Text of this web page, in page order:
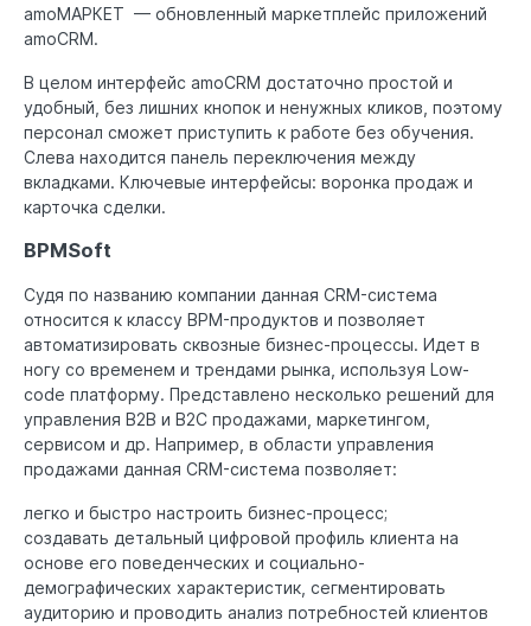
amoМАРКЕТ — обновленный маркетплейс приложений
amoCRM.
В целом интерфейс amoCRM достаточно простой и
удобный, без лишних кнопок и ненужных кликов, поэтому
персонал сможет приступить к работе без обучения.
Слева находится панель переключения между
вкладками. Ключевые интерфейсы: воронка продаж и
карточка сделки.
BPMSoft
Судя по названию компании данная CRM-система
относится к классу BPM-продуктов и позволяет
автоматизировать сквозные бизнес-процессы. Идет в
ногу со временем и трендами рынка, используя Low-
code платформу. Представлено несколько решений для
управления B2B и B2C продажами, маркетингом,
сервисом и др. Например, в области управления
продажами данная CRM-система позволяет:
легко и быстро настроить бизнес-процесс;
создавать детальный цифровой профиль клиента на
основе его поведенческих и социально-
демографических характеристик, сегментировать
аудиторию и проводить анализ потребностей клиентов